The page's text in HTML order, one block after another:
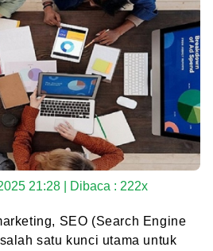
21:28 | Dibaca : 222x
SEO (Search Engine
satu kunci utama untuk